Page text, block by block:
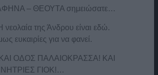
– ΘΕΟΥΤΑ σημειώσατε…
νεολαία της Άνδρου είναι εδώ.
ευκαιρίες για να φανεί.
ΚΑΙ ΟΔΟΣ ΠΑΛΑIΟΚΡΑΣΣΑ! ΚΑΙ
ΓΙΟΚ!…